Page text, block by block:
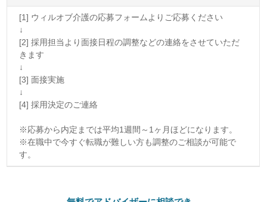
[1] ウィルオブ介護の応募フォームよりご応募ください
↓
[2] 採用担当より面接日程の調整などの連絡をさせていただ
きます
↓
[3] 面接実施
↓
[4] 採用決定のご連絡
※応募から内定までは平均1週間～1ヶ月ほどになります。
※在職中で今すぐ転職が難しい方も調整のご相談が可能で
す。